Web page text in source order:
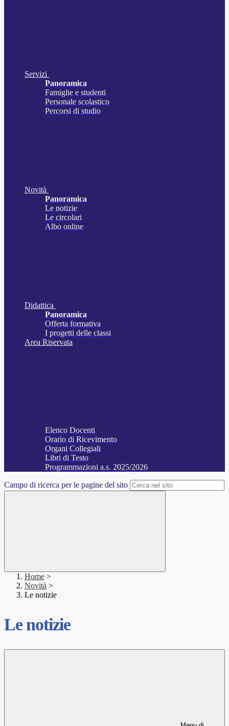
Servizi
Panoramica
Famiglie e studenti
Personale scolastico
Percorsi di studio
Novità
Panoramica
Le notizie
Le circolari
Albo online
Didattica
Panoramica
Offerta formativa
I progetti delle classi
Area Riservata
Elenco Docenti
Orario di Ricevimento
Organi Collegiali
Libri di Testo
Programmazioni a.s. 2025/2026
Campo di ricerca per le pagine del sito
Home >
Novità >
Le notizie
Le notizie